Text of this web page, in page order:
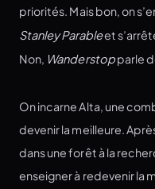
priorités. Mais bon, on
Stanley Parableet
Non, Wanderstopparle
On incarne Alta, une
devenir la meilleure.
dans une forêt à la
enseigner à redevenir la